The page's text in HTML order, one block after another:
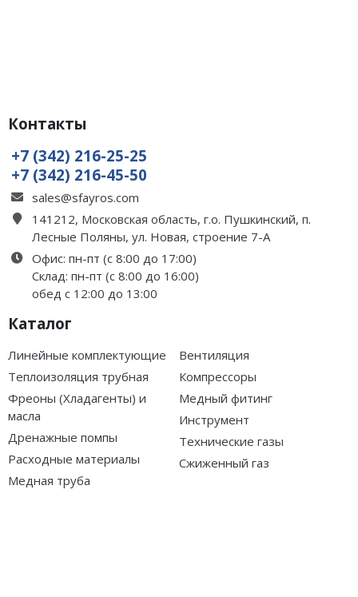
Контакты
+7 (342) 216-25-25
+7 (342) 216-45-50
sales@sfayros.com
141212, Московская область, г.о. Пушкинский, п.
Лесные Поляны, ул. Новая, строение 7-А
Офис: пн-пт (с 8:00 до 17:00)
Склад: пн-пт (с 8:00 до 16:00)
обед с 12:00 до 13:00
Каталог
Линейные комплектующие
Теплоизоляция трубная
Фреоны (Хладагенты) и
масла
Дренажные помпы
Расходные материалы
Медная труба
Вентиляция
Компрессоры
Медный фитинг
Инструмент
Технические газы
Сжиженный газ